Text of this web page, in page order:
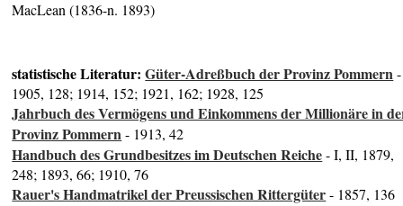
MacLean (1836-n. 1893)
statistische Literatur:Güter-Adreßbuch der Provinz Pommern-
1905, 128; 1914, 152; 1921, 162; 1928, 125
Jahrbuch des Vermögens und Einkommens der Millionäre in
Provinz Pommern- 1913, 42
Handbuch des Grundbesitzes im Deutschen Reiche- I, II, 1879,
248; 1893, 66; 1910, 76
Rauer's Handmatrikel der Preussischen Rittergüter- 1857, 136